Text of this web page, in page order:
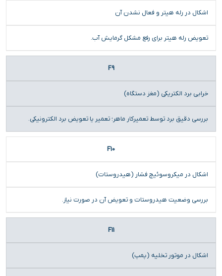
اشکال در رله هیتر و فعال نشدن آن
تعویض رله هیتر برای رفع مشکل گرمایش آب.
F9
خرابی برد الکتریکی (مغز دستگاه)
بررسی دقیق برد توسط تعمیرکار ماهر؛ تعمیر یا تعویض برد الکترونیکی.
F10
اشکال در میکروسوئیچ فشار (هیدروستات)
بررسی وضعیت هیدروستات و تعویض آن در صورت نیاز.
F11
اشکال در موتور تخلیه (پمپ)